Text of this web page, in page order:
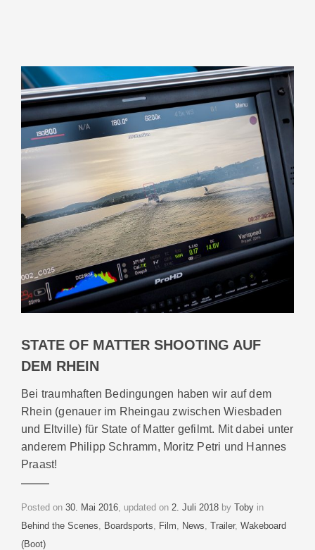
STATE OF MATTER SHOOTING AUF
DEM RHEIN
Bei traumhaften Bedingungen haben wir auf dem
Rhein (genauer im Rheingau zwischen Wiesbaden
und Eltville) für State of Matter gefilmt. Mit dabei unter
anderem Philipp Schramm, Moritz Petri und Hannes
Praast!
Posted on 30. Mai 2016 , updated on 2. Juli 2018 by Toby inCategories
Behind the Scenes
Boardsports Film News Trailer, Wakeboard
(Boot)